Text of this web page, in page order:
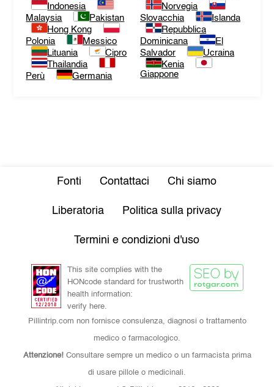
Indonesia
Malaysia
Pakistan
Hong Kong
Polonia
Messico
Lituania
Cipro
Thailandia
Perù
Germania
Norvegia
Slovacchia
Islanda
Repubblica
Dominicana
El
Salvador
Ucraina
Kenia
Giappone
Fonti Contattaci Chi siamo
Liberatoria Politica sulla privacy
Termini e condizioni d'uso
This site complies with the
HONcode standard for trustworth
health information:
verify here.
Pillintrip.com non fornisce consulenza, diagnosi o trattamento
medico o farmacologico.
Attenzione!Consultare sempre un medico o un farmacista prima
di usare pillole o medicinali.